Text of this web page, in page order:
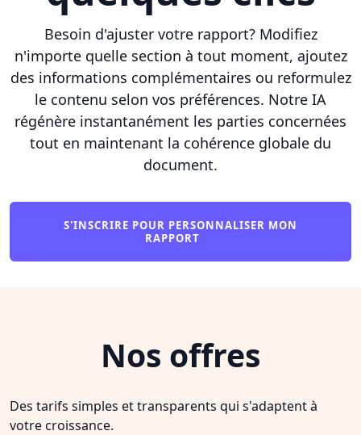
Besoin d'ajuster votre rapport? Modifiez
n'importe quelle section à tout moment, ajoutez
des informations complémentaires ou reformulez
le contenu selon vos préférences. Notre IA
régénère instantanément les parties concernées
tout en maintenant la cohérence globale du
document.
S'INSCRIRE POUR PERSONNALISER MON
RAPPORT
Nos offres
Des tarifs simples et transparents qui s'adaptent à
votre croissance.